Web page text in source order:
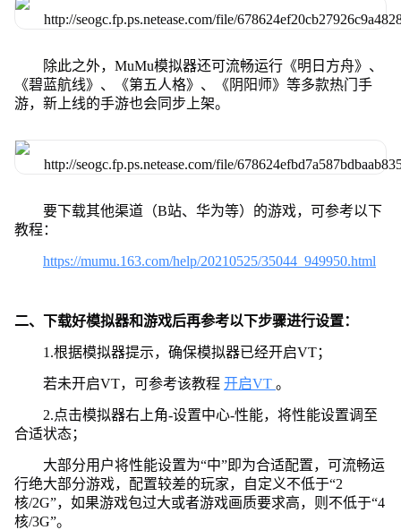
除此之外，MuMu模拟器还可流畅运行《明日方舟》、
《碧蓝航线》、《第五人格》、《阴阳师》等多款热门手
游，新上线的手游也会同步上架。
要下载其他渠道（B站、华为等）的游戏，可参考以下
教程：
https://mumu.163.com/help/20210525/35044_949950.html
二、下载好模拟器和游戏后再参考以下步骤进行设置：
1.根据模拟器提示，确保模拟器已经开启VT；
若未开启VT，可参考该教程 开启VT 。
2.点击模拟器右上角-设置中心-性能，将性能设置调至
合适状态；
大部分用户将性能设置为“中”即为合适配置，可流畅运
行绝大部分游戏，配置较差的玩家，自定义不低于“2
核/2G”，如果游戏包过大或者游戏画质要求高，则不低于“4
核/3G”。